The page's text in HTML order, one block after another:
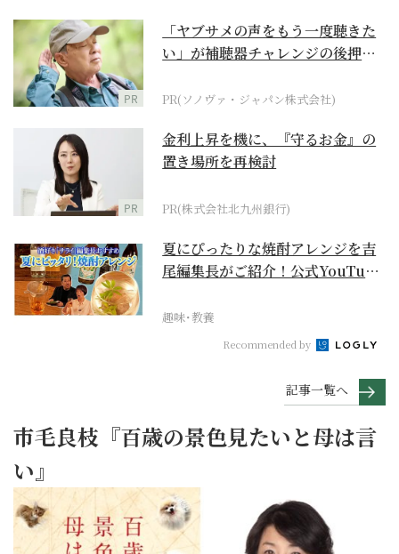
PR
「ヤブサメの声をもう一度聴きた
い」が補聴器チャレンジの後押し
PR(ソノヴァ・ジャパン株式会社)
PR
金利上昇を機に、『守るお金』の
置き場所を再検討
PR(株式会社北九州銀行)
夏にぴったりな焼酎アレンジを吉
尾編集長がご紹介！公式YouTube
趣味･教養
Recommended by
記事一覧へ
市毛良枝『百歳の景色見たいと母は言
い』